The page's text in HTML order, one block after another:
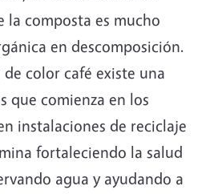
la composta es mucho
en descomposición.
color café existe una
que comienza en los
instalaciones de reciclaje
fortaleciendo la salud
agua y ayudando a